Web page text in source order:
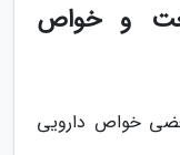
و خواص
خواص دارویی